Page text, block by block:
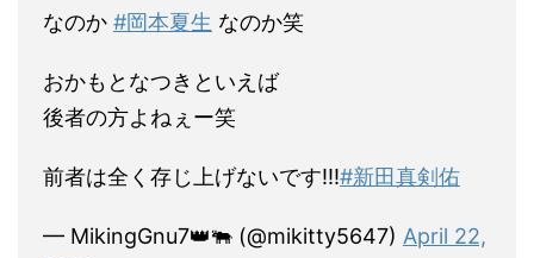
なのか #岡本夏生 なのか笑
おかもとなつきといえば
後者の方よねぇー笑
前者は全く存じ上げないです!!!#新田真剣佑
— MikingGnu7👑🐃 (@mikitty5647) April 22,